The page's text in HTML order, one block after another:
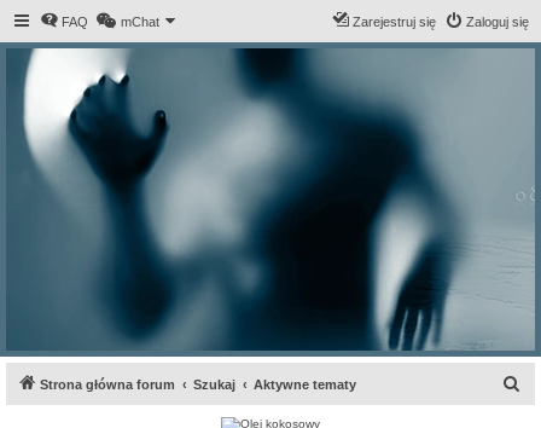
FAQ mChat Zaloguj się
Zarejestruj się
Strona główna forum Szukaj Aktywne tematy